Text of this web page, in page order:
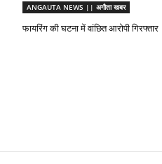
ANGAUTA NEWS || अगौता खबर
फायरिंग की घटना में वांछित आरोपी गिरफ्तार